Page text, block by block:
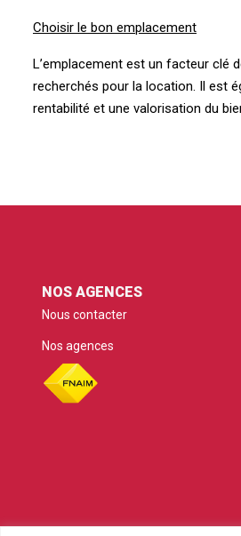
Choisir le bon emplacement
L’emplacement est un facteur clé
recherchés pour la location. Il est
rentabilité et une valorisation du
NOS AGENCES
Nous contacter
Nos agences